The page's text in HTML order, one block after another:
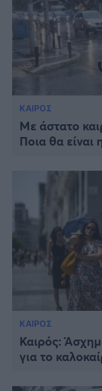
ΚΑΙΡΟΣ
Με άστατο
Ποια θα
ΚΑΙΡΟΣ
Καιρός:
για το